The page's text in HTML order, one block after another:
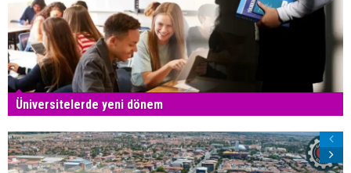
Üniversitelerde yeni dönem